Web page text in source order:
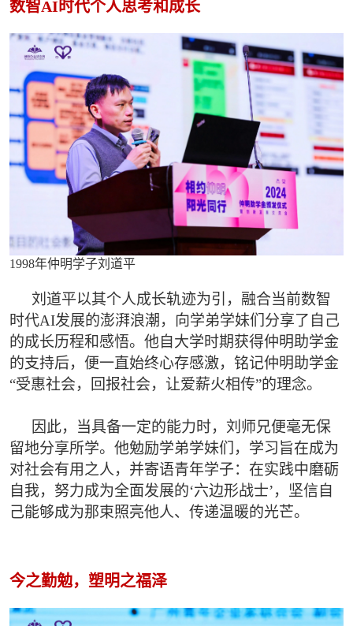
数智AI时代个人思考和成长
1998年仲明学子刘道平
刘道平以其个人成长轨迹为引，融合当前数智
时代AI发展的澎湃浪潮，向学弟学妹们分享了自己
的成长历程和感悟。他自大学时期获得仲明助学金
的支持后，便一直始终心存感激，铭记仲明助学金
“受惠社会，回报社会，让爱薪火相传”的理念。
因此，当具备一定的能力时，刘师兄便毫无保
留地分享所学。他勉励学弟学妹们，学习旨在成为
对社会有用之人，并寄语青年学子：在实践中磨砺
自我，努力成为全面发展的‘六边形战士’，坚信自
己能够成为那束照亮他人、传递温暖的光芒。
今之勤勉，塑明之福泽